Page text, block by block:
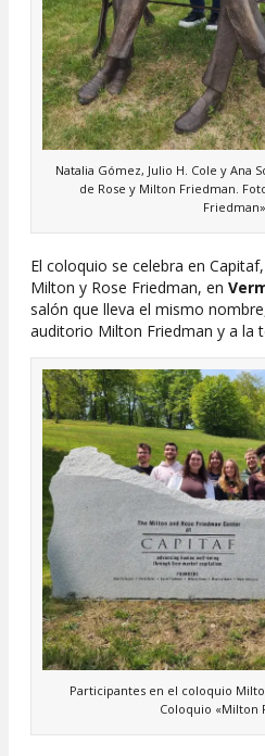
Natalia Gómez, Julio H. Cole y Ana
de Rose y Milton Friedman.
Friedman».
El coloquio se celebra en
Milton y Rose Friedman, en
salón que lleva el mismo
auditorio Milton Friedman y a la
Participantes en el coloquio
Coloquio «Milton